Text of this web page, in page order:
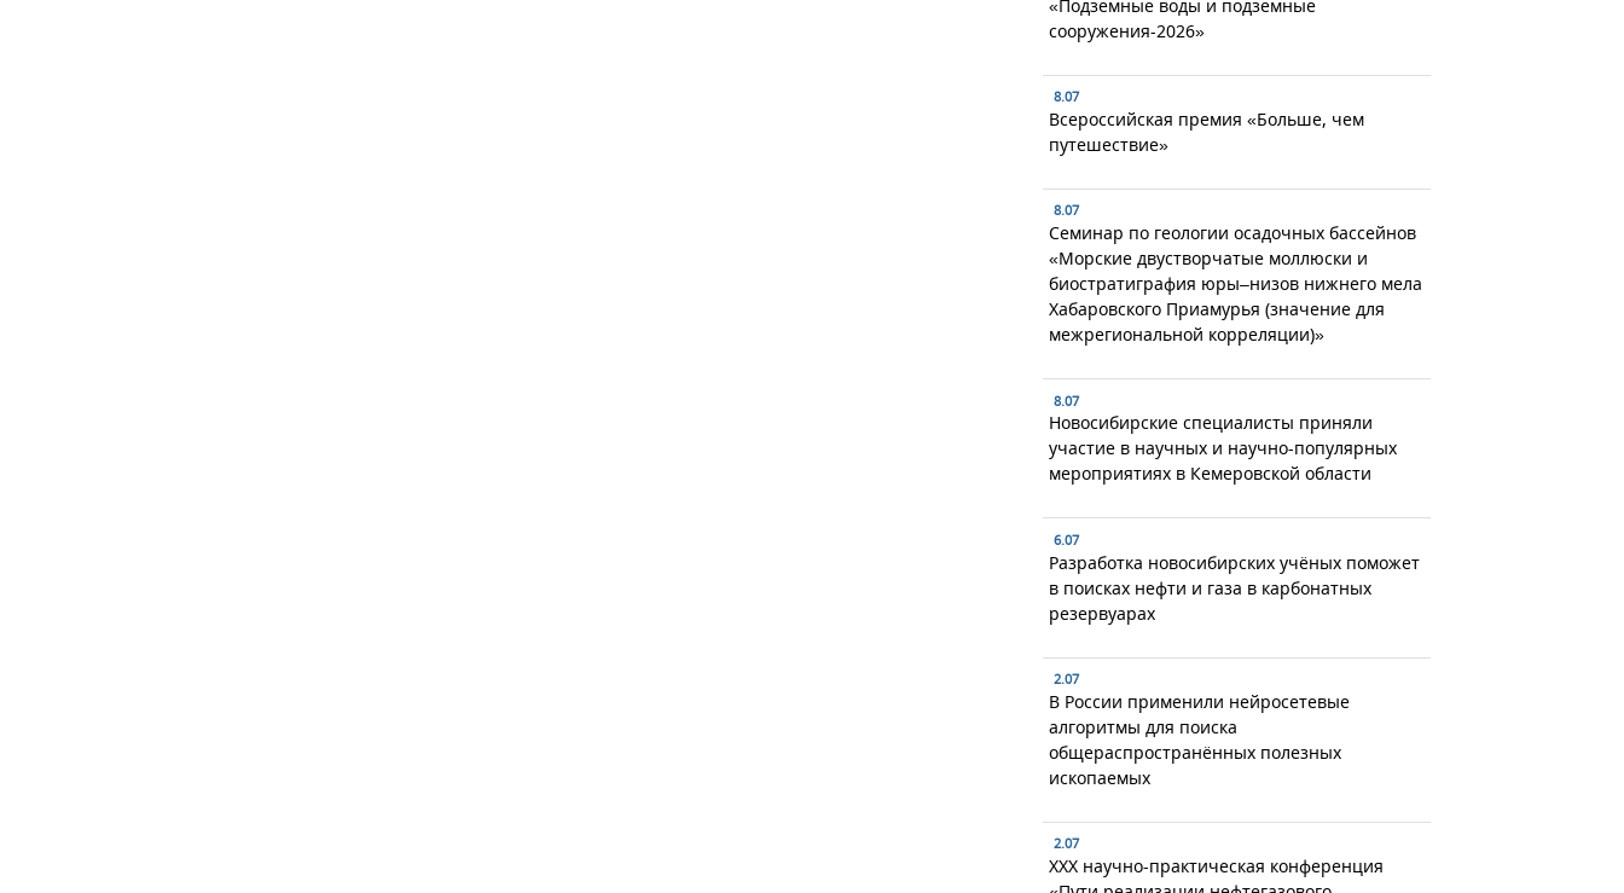
«Подземные воды и подземные
сооружения-2026»
8.07
Всероссийская премия «Больше, чем
путешествие»
8.07
Семинар по геологии осадочных бассейнов
«Морские двустворчатые моллюски и
биостратиграфия юры–низов нижнего мела
Хабаровского Приамурья (значение для
межрегиональной корреляции)»
8.07
Новосибирские специалисты приняли
участие в научных и научно-популярных
мероприятиях в Кемеровской области
6.07
Разработка новосибирских учёных поможет
в поисках нефти и газа в карбонатных
резервуарах
2.07
В России применили нейросетевые
алгоритмы для поиска
общераспространённых полезных
ископаемых
2.07
XXX научно-практическая конференция